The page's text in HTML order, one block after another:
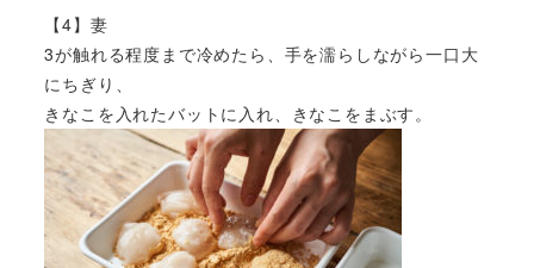
【4】妻
3が触れる程度まで冷めたら、手を濡らしながら一口大
にちぎり、
きなこを入れたバットに入れ、きなこをまぶす。